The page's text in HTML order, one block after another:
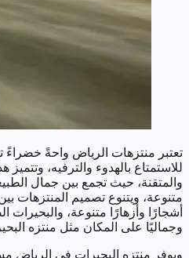
تعتبر منتزهات الرياض واحةً خضراءً
للاستمتاع بالهدوء والترفيه، وتتميز
والمتقنة، حيث تجمع بين جمال
متنوعة، ويتنوع تصميم المنتزهات
أشجارًا وأزهارًا متنوعة، والبحيرات
وجماليًا على المكان مثل منتزه
ويوفر منتزه البحيرات في الرياض